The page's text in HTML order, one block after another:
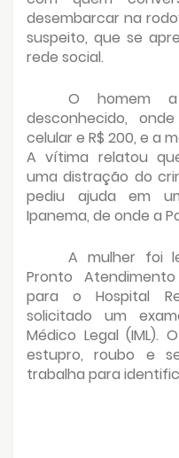
desembarcar na
suspeito, que se
rede social.
O homem
desconhecido,
celular e R$ 200, e a
A vítima relatou
uma distração do
pediu ajuda em
Ipanema, de onde a
A mulher foi
Pronto
para o Hospital
solicitado um
Médico Legal (IML).
estupro, roubo e
trabalha para